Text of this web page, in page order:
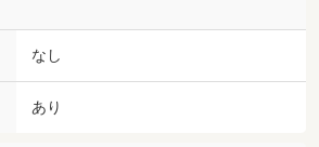
なし
あり